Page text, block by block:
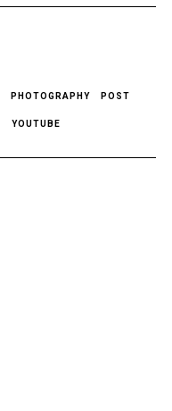
PHOTOGRAPHY POST
YOUTUBE